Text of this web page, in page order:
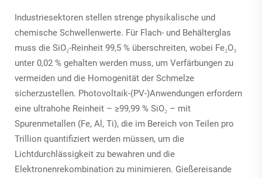
Industriesektoren stellen strenge physikalische und
chemische Schwellenwerte. Für Flach- und Behälterglas
muss die SiO₂-Reinheit 99,5 % überschreiten, wobei Fe₂O₃
unter 0,02 % gehalten werden muss, um Verfärbungen zu
vermeiden und die Homogenität der Schmelze
sicherzustellen. Photovoltaik-(PV-)Anwendungen erfordern
eine ultrahohe Reinheit – ≥99,99 % SiO₂ – mit
Spurenmetallen (Fe, Al, Ti), die im Bereich von Teilen pro
Trillion quantifiziert werden müssen, um die
Lichtdurchlässigkeit zu bewahren und die
Elektronenrekombination zu minimieren. Gießereisande